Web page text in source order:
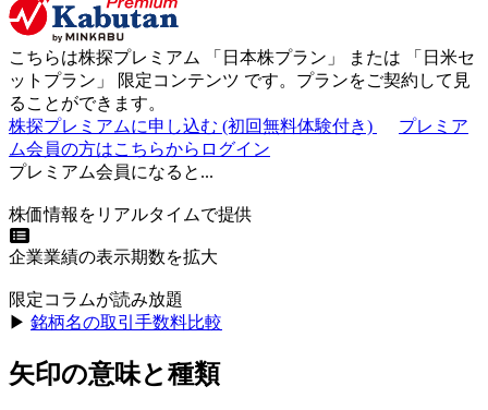
こちらは株探プレミアム 「 日本株プラン 」 または 「 日米セ
ットプラン 」 限定コンテンツ です。プランをご契約して見
ることができます。
株探プレミアムに申し込む (初回無料体験付き)
プレミア
ム会員の方はこちらからログイン
プレミアム会員になると...
株価情報をリアルタイムで提供
企業業績の表示期数を拡大
限定コラムが読み放題
▶︎ 銘柄名の取引手数料比較
矢印の意味と種類